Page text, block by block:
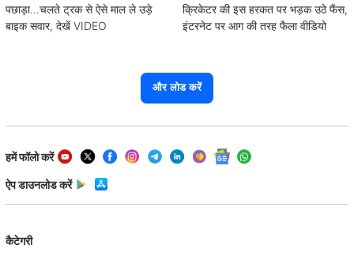
पछाड़ा...चलते ट्रक से ऐसे माल ले उड़े
बाइक सवार, देखें VIDEO
क्रिकेटर की इस हरकत पर भड़क उठे फैंस,
इंटरनेट पर आग की तरह फैला वीडियो
और लोड करें
हमें फॉलो करें
ऐप डाउनलोड करें
कैटेगरी